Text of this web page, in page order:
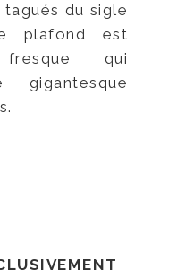
du sigle
plafond est
qui
gigantesque